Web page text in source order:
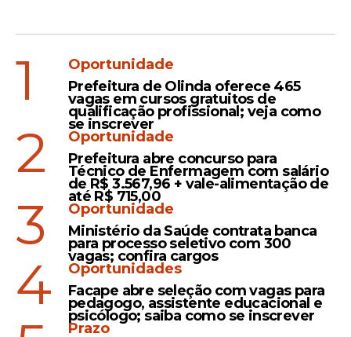
1
Oportunidade
Prefeitura de Olinda oferece 465
vagas em cursos gratuitos de
qualificação profissional; veja como
se inscrever
2
Oportunidade
Prefeitura abre concurso para
Técnico de Enfermagem com salário
de R$ 3.567,96 + vale-alimentação de
até R$ 715,00
3
Oportunidade
Ministério da Saúde contrata banca
para processo seletivo com 300
vagas; confira cargos
4
Oportunidades
Facape abre seleção com vagas para
pedagogo, assistente educacional e
psicólogo; saiba como se inscrever
Prazo